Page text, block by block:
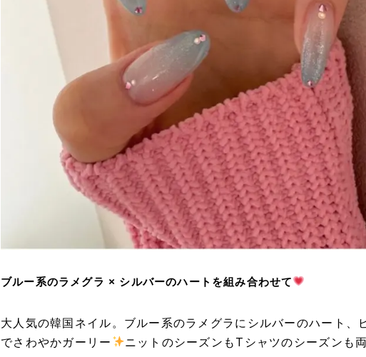
ブルー系のラメグラ × シルバーのハートを組み合わせて
大人気の韓国ネイル。ブルー系のラメグラにシルバーのハート、
でさわやかガーリー
ニットのシーズンもTシャツのシーズンも